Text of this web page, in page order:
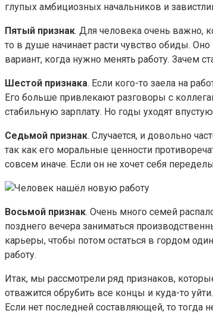
глупых амбициозных начальников и
Пятый признак. Для человека очень важно,
то в душе начинает расти чувство обиды.
вариант, когда нужно менять работу. Зачем
Шестой признака. Если кого-то заела на
Его больше привлекают разговоры с
стабильную зарплату. Но годы уходят
Седьмой признак. Случается, и довольно
так как его моральные ценности
совсем иначе. Если он не хочет себя
Восьмой признак. Очень много семей
позднего вечера заниматься
карьеры, чтобы потом остаться в гордом
работу.
Итак, мы рассмотрели ряд признаков,
отважится обрубить все концы и куда-то
Если нет последней составляющей, то тогда